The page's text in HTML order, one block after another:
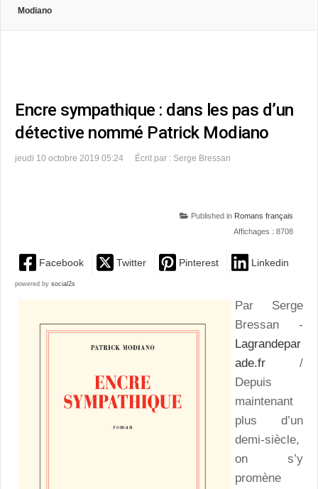
Modiano
Encre sympathique : dans les pas d’un
détective nommé Patrick Modiano
jeudi 10 octobre 2019 05:24 Écrit par : Serge Bressan
Published in Romans français
Affichages : 8708
Facebook Twitter Pinterest Linkedin
powered by social2s
Par Serge
Bressan -
Lagrandepar
ade.fr /
Depuis
maintenant
plus d’un
demi-siècle,
on s’y
promène